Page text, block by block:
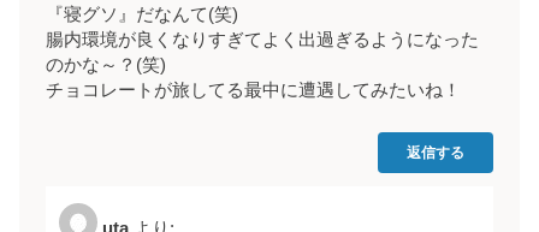
『寝グソ』だなんて(笑)
腸内環境が良くなりすぎてよく出過ぎるようになった
のかな～？(笑)
チョコレートが旅してる最中に遭遇してみたいね！
返信する